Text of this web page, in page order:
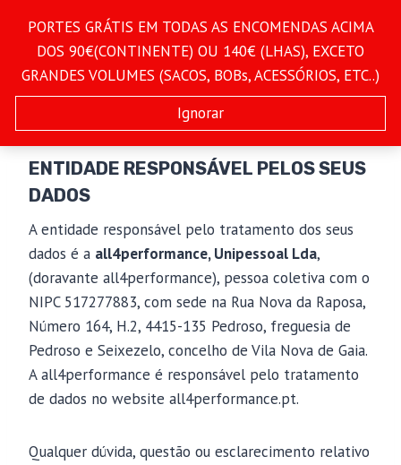
PORTES GRÁTIS EM TODAS AS ENCOMENDAS ACIMA
DOS 90€(CONTINENTE) OU 140€ (LHAS), EXCETO
GRANDES VOLUMES (SACOS, BOBs, ACESSÓRIOS, ETC..)
Ignorar
content
DISTRIBUIDOR OFICIAL
PUNOK E CENTURY PARA
PORTUGAL
ENTIDADE RESPONSÁVEL PELOS SEUS
DADOS
A entidade responsável pelo tratamento dos seus
dados é a all4performance, Unipessoal Lda,
(doravante all4performance), pessoa coletiva com o
NIPC 517277883, com sede na Rua Nova da Raposa,
Número 164, H.2, 4415-135 Pedroso, freguesia de
Pedroso e Seixezelo, concelho de Vila Nova de Gaia.
A all4performance é responsável pelo tratamento
de dados no website all4performance.pt.
Qualquer dúvida, questão ou esclarecimento relativo